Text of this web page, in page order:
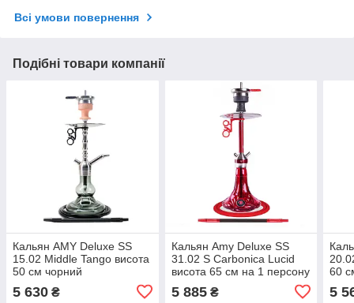
Всі умови повернення
Подібні товари компанії
Кальян AMY Deluxe SS
15.02 Middle Tango висота
50 см чорний
5 630 ₴
Кальян Amy Deluxe SS
31.02 S Carbonica Lucid
висота 65 см на 1 персону
5 885₴
60
5